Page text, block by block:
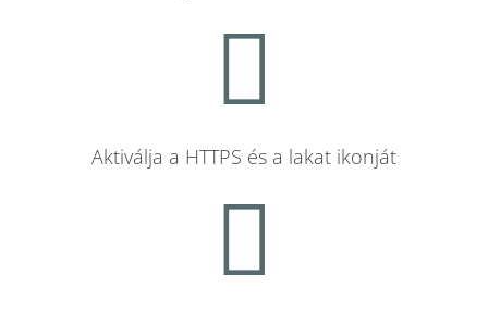
Aktiválja a HTTPS és a lakat ikonját